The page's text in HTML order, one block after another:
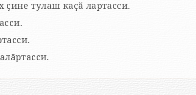
ҫине тулаш каҫӑ лартасси.